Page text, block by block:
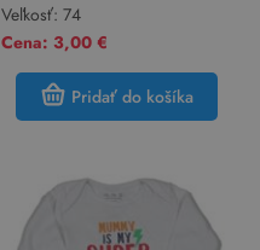
Veľkosť: 74
Cena: 3,00 €
Pridať do košíka